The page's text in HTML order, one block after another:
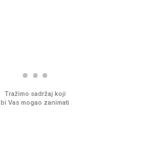
Tražimo sadržaj koji
bi Vas mogao zanimati